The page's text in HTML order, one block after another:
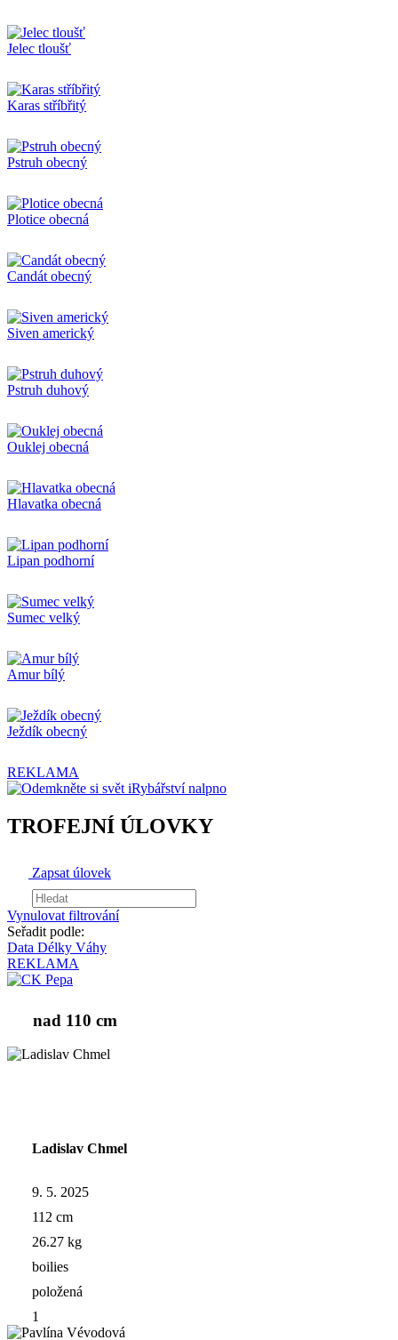
Jelec tloušť
Karas stříbřitý
Pstruh obecný
Plotice obecná
Candát obecný
Siven americký
Pstruh duhový
Ouklej obecná
Hlavatka obecná
Lipan podhorní
Sumec velký
Amur bílý
Ježdík obecný
REKLAMA
TROFEJNÍ ÚLOVKY
Zapsat úlovek
Vynulovat filtrování
Seřadit podle:
Data Délky Váhy
REKLAMA
nad 110 cm
Ladislav Chmel
9. 5. 2025
112 cm
26.27 kg
boilies
položená
1